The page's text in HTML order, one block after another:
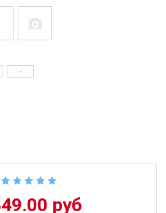
-
руб